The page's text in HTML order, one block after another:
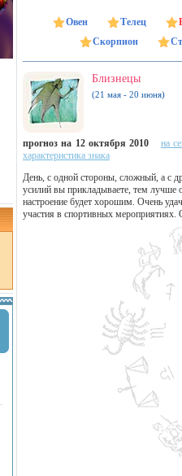
Овен Телец
Скорпион
Близнецы
(21 мая - 20 июня)
прогноз на 12 октября 2010
на
характеристика знака
День, с одной стороны, сложный, а с
усилий вы прикладываете, тем лучше
настроение будет хорошим. Очень
участия в спортивных